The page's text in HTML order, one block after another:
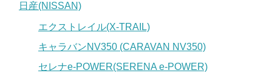
日産(NISSAN)
エクストレイル(X-TRAIL)
キャラバンNV350 (CARAVAN NV350)
セレナe-POWER(SERENA e-POWER)